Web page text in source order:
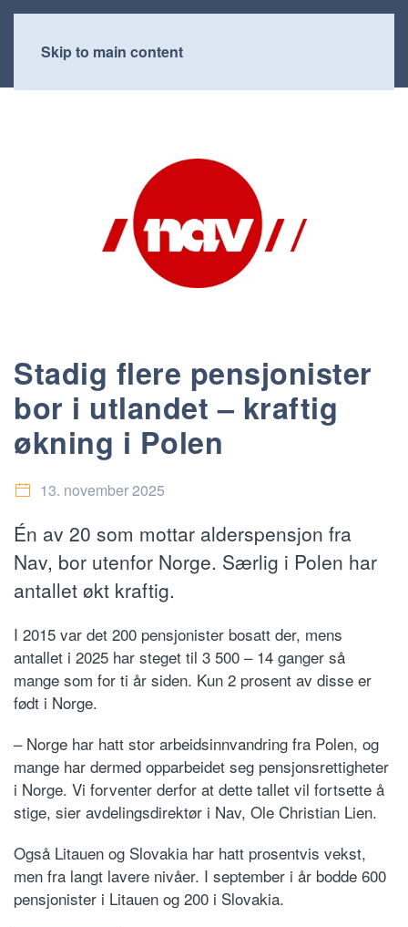
Skip to main content
Stadig flere pensjonister
bor i utlandet – kraftig
økning i Polen
13. november 2025
Én av 20 som mottar alderspensjon fra
Nav, bor utenfor Norge. Særlig i Polen har
antallet økt kraftig.
I 2015 var det 200 pensjonister bosatt der, mens
antallet i 2025 har steget til 3 500 – 14 ganger så
mange som for ti år siden. Kun 2 prosent av disse er
født i Norge.
– Norge har hatt stor arbeidsinnvandring fra Polen, og
mange har dermed opparbeidet seg pensjonsrettigheter
i Norge. Vi forventer derfor at dette tallet vil fortsette å
stige, sier avdelingsdirektør i Nav, Ole Christian Lien.
Også Litauen og Slovakia har hatt prosentvis vekst,
men fra langt lavere nivåer. I september i år bodde 600
pensjonister i Litauen og 200 i Slovakia.